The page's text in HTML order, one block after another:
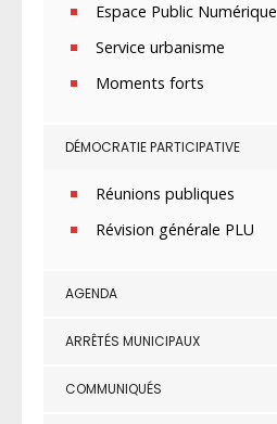
Espace Public Numérique
Service urbanisme
Moments forts
DÉMOCRATIE PARTICIPATIVE
Réunions publiques
Révision générale PLU
AGENDA
ARRÊTÉS MUNICIPAUX
COMMUNIQUÉS